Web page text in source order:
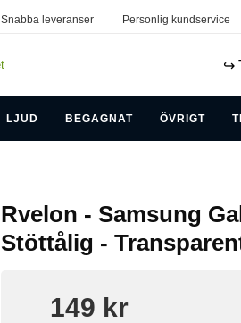
Snabba leveranser Personlig kundservice
↪️
LJUD BEGAGNAT ÖVRIGT
Rvelon - Samsung
Stöttålig -
149 kr